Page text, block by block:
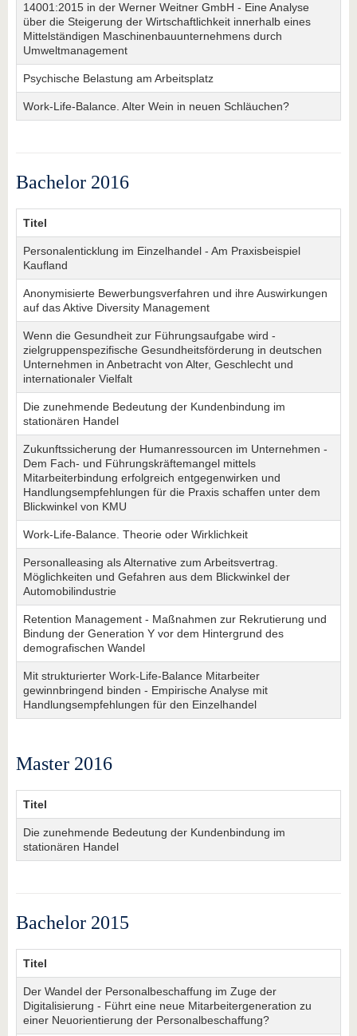
14001:2015 in der Werner Weitner GmbH - Eine Analyse
über die Steigerung der Wirtschaftlichkeit innerhalb eines
Mittelständigen Maschinenbauunternehmens durch
Umweltmanagement
Psychische Belastung am Arbeitsplatz
Work-Life-Balance. Alter Wein in neuen Schläuchen?
Bachelor 2016
Titel
Personalenticklung im Einzelhandel - Am Praxisbeispiel
Kaufland
Anonymisierte Bewerbungsverfahren und ihre Auswirkungen
auf das Aktive Diversity Management
Wenn die Gesundheit zur Führungsaufgabe wird -
zielgruppenspezifische Gesundheitsförderung in deutschen
Unternehmen in Anbetracht von Alter, Geschlecht und
internationaler Vielfalt
Die zunehmende Bedeutung der Kundenbindung im
stationären Handel
Zukunftssicherung der Humanressourcen im Unternehmen -
Dem Fach- und Führungskräftemangel mittels
Mitarbeiterbindung erfolgreich entgegenwirken und
Handlungsempfehlungen für die Praxis schaffen unter dem
Blickwinkel von KMU
Work-Life-Balance. Theorie oder Wirklichkeit
Personalleasing als Alternative zum Arbeitsvertrag.
Möglichkeiten und Gefahren aus dem Blickwinkel der
Automobilindustrie
Retention Management - Maßnahmen zur Rekrutierung und
Bindung der Generation Y vor dem Hintergrund des
demografischen Wandel
Mit strukturierter Work-Life-Balance Mitarbeiter
gewinnbringend binden - Empirische Analyse mit
Handlungsempfehlungen für den Einzelhandel
Master 2016
Titel
Die zunehmende Bedeutung der Kundenbindung im
stationären Handel
Bachelor 2015
Titel
Der Wandel der Personalbeschaffung im Zuge der
Digitalisierung - Führt eine neue Mitarbeitergeneration zu
einer Neuorientierung der Personalbeschaffung?